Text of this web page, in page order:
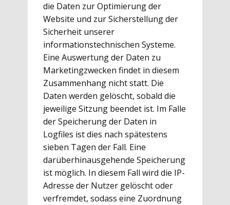
die Daten zur Optimierung der
Website und zur Sicherstellung der
Sicherheit unserer
informationstechnischen Systeme.
Eine Auswertung der Daten zu
Marketingzwecken findet in diesem
Zusammenhang nicht statt. Die
Daten werden gelöscht, sobald die
jeweilige Sitzung beendet ist. Im Falle
der Speicherung der Daten in
Logfiles ist dies nach spätestens
sieben Tagen der Fall. Eine
darüberhinausgehende Speicherung
ist möglich. In diesem Fall wird die IP-
Adresse der Nutzer gelöscht oder
verfremdet, sodass eine Zuordnung